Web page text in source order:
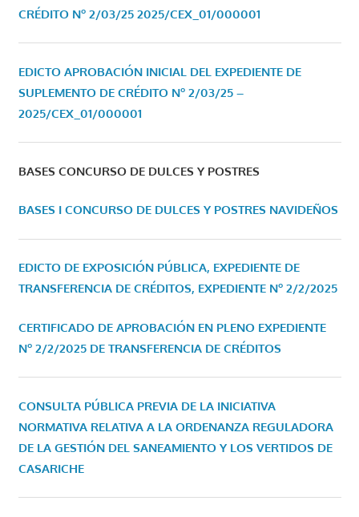
CRÉDITO Nº 2/03/25 2025/CEX_01/000001
EDICTO APROBACIÓN INICIAL DEL EXPEDIENTE DE
SUPLEMENTO DE CRÉDITO Nº 2/03/25 –
2025/CEX_01/000001
BASES CONCURSO DE DULCES Y POSTRES
BASES I CONCURSO DE DULCES Y POSTRES NAVIDEÑOS
EDICTO DE EXPOSICIÓN PÚBLICA, EXPEDIENTE DE
TRANSFERENCIA DE CRÉDITOS, EXPEDIENTE Nº 2/2/2025
CERTIFICADO DE APROBACIÓN EN PLENO EXPEDIENTE
Nº 2/2/2025 DE TRANSFERENCIA DE CRÉDITOS
CONSULTA PÚBLICA PREVIA DE LA INICIATIVA
NORMATIVA RELATIVA A LA ORDENANZA REGULADORA
DE LA GESTIÓN DEL SANEAMIENTO Y LOS VERTIDOS DE
CASARICHE